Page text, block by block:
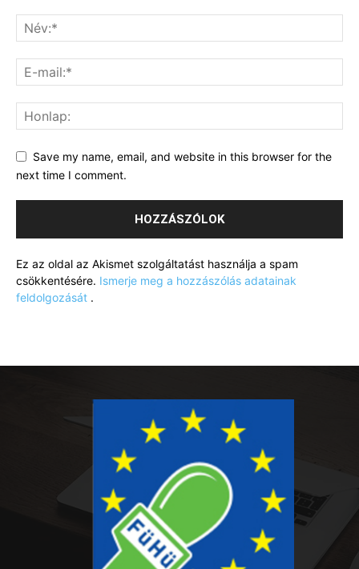
Save my name, email, and website in this browser for the
next time I comment.
Ez az oldal az Akismet szolgáltatást használja a spam
csökkentésére. Ismerje meg a hozzászólás adatainak
feldolgozását .